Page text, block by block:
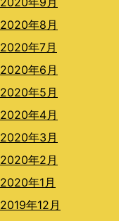
2020年8月
2020年7月
2020年6月
2020年5月
2020年4月
2020年3月
2020年2月
2020年1月
2019年12月